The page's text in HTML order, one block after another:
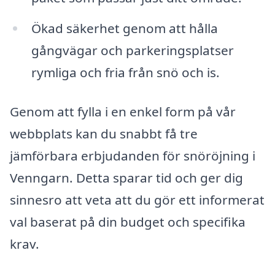
Ökad säkerhet genom att hålla
gångvägar och parkeringsplatser
rymliga och fria från snö och is.
Genom att fylla i en enkel form på vår
webbplats kan du snabbt få tre
jämförbara erbjudanden för snöröjning i
Venngarn. Detta sparar tid och ger dig
sinnesro att veta att du gör ett informerat
val baserat på din budget och specifika
krav.